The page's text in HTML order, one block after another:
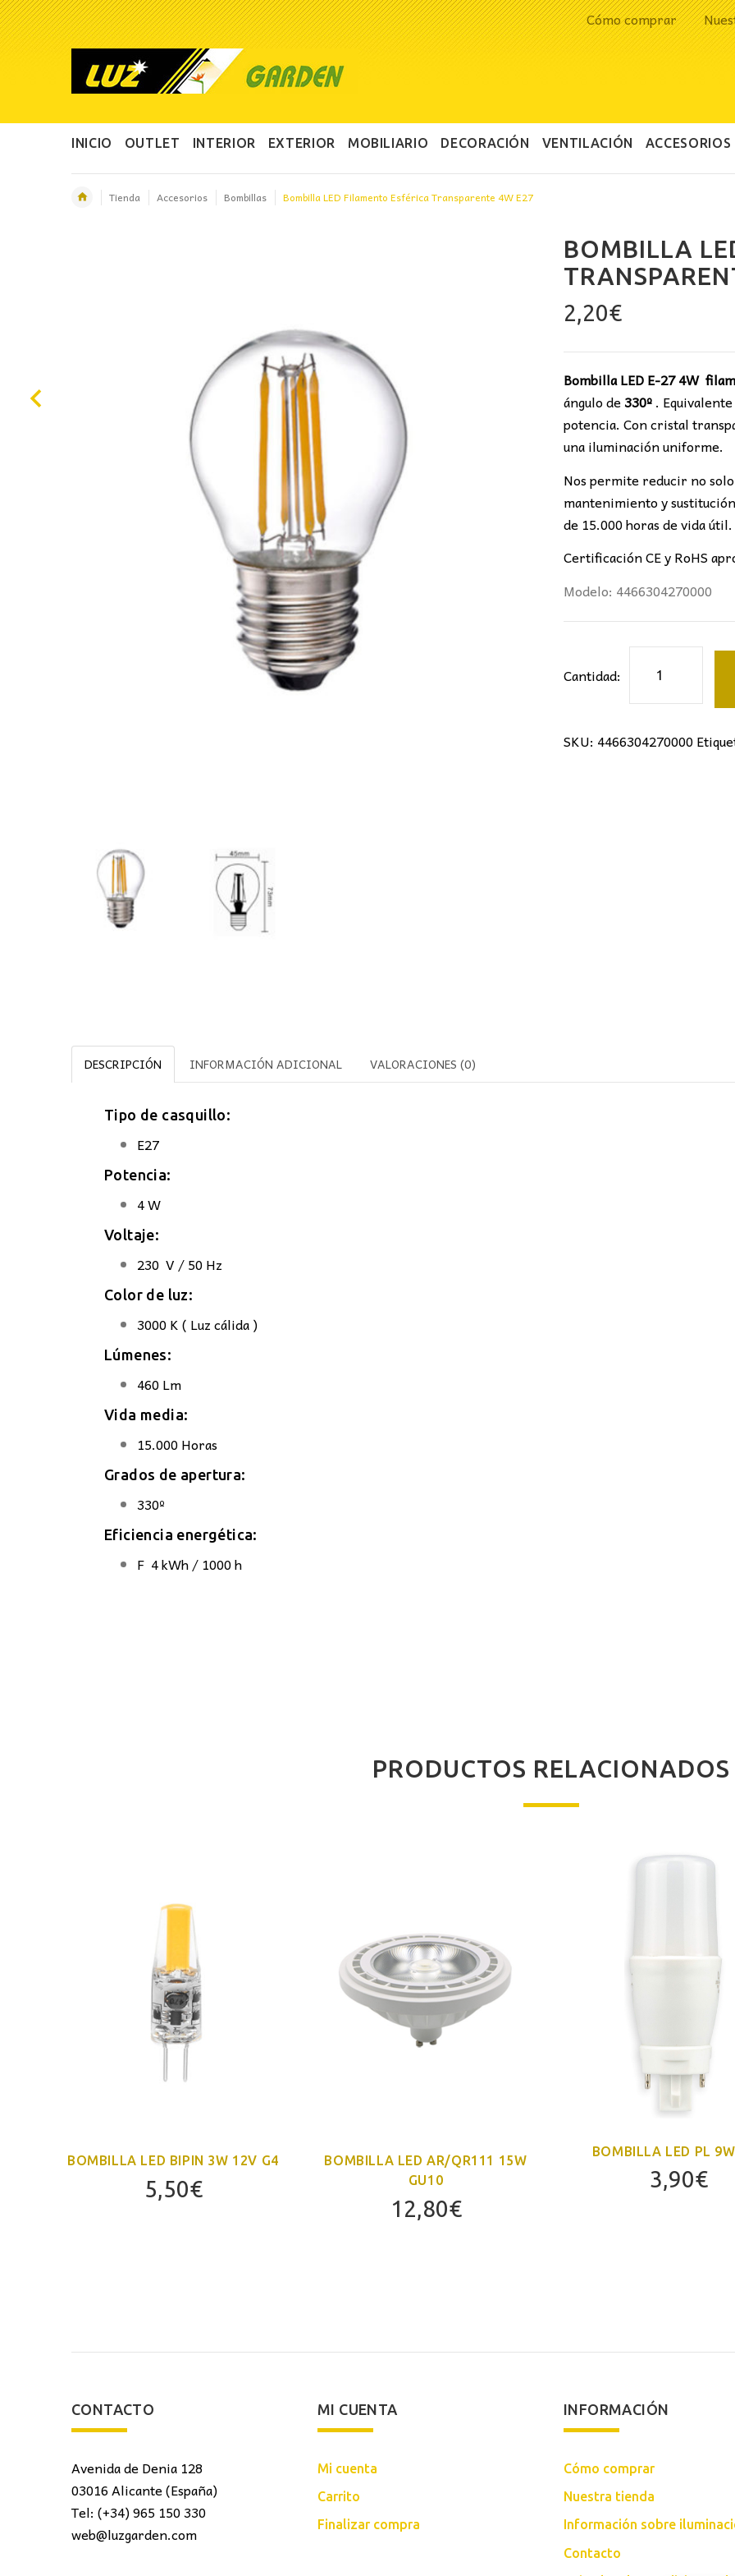
Cómo comprar
INICIO OUTLET INTERIOR EXTERIOR MOBILIARIO DECORACIÓN VENTILACIÓN ACCESORIOS
Tienda Accesorios Bombillas Bombilla LED Filamento Esférica Transparente 4W E27
BOMBILLA
2,20€
Bombilla LED E-27 4W
ángulo de330º.
potencia. Con cristal
una iluminación uniforme.
Nos permite reducir no
mantenimiento y
de 15.000 horas de vida útil.
Certificación CE y RoHS
Modelo: 4466304270000
Cantidad:
Filamento
Transparente
SKU: 4466304270000
DESCRIPCIÓN INFORMACIÓN ADICIONAL VALORACIONES (0)
Tipo de casquillo:
E27
Potencia:
4 W
Voltaje:
230 V / 50 Hz
Color de luz:
3000 K ( Luz cálida )
Lúmenes:
460 Lm
Vida media:
15.000 Horas
Grados de apertura:
330º
Eficiencia energética:
F 4 kWh / 1000 h
PRODUCTOS RELACIONADOS
BOMBILLA LED BIPIN 3W 12V G4
5,50€
BOMBILLA LED AR/QR111 15W
GU10
12,80€
BOMBILLA LED PL
3,90€
CONTACTO
Avenida de Denia 128
03016 Alicante (España)
Tel: (+34) 965 150 330
web@luzgarden.com
MI CUENTA
Mi cuenta
Carrito
Finalizar compra
INFORMACIÓN
Cómo comprar
Nuestra tienda
Información sobre
Contacto